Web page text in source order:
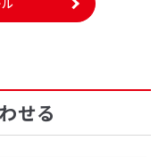
せる